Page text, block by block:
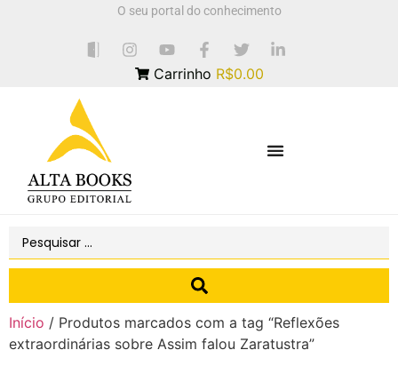
O seu portal do conhecimento
Carrinho R$0.00
Início / Produtos marcados com a tag “Reflexões
extraordinárias sobre Assim falou Zaratustra”